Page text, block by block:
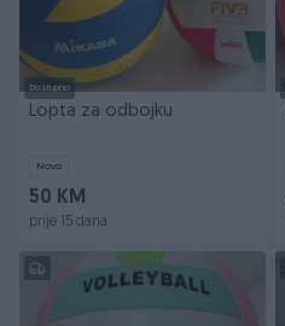
Dostupno
Lopta za odbojku
Novo
50 KM
prije 15 dana